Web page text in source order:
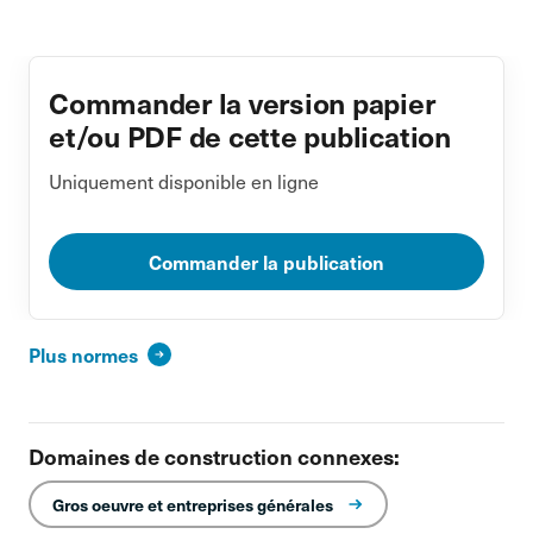
Commander la version papier
et/ou PDF de cette publication
Uniquement disponible en ligne
Commander la publication
Plus normes
Domaines de construction connexes:
Gros oeuvre et entreprises générales